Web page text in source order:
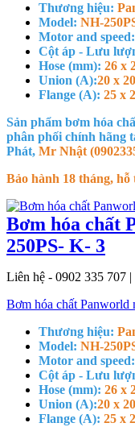
Thương hiệu:
Model: NH-
Motor and speed:
Cột áp - Lưu
Hose (mm): 26 x
Union (A):20 x 20
Flange (A): 25 x
Sản phẩm bơm hóa
phân phối chính hãng
Phát, Mr Nhật
Bảo hành 18 tháng,
Bơm hóa chất
250PS- K- 3
Liên hệ - 0902 335 707
Bơm hóa chất
Thương hiệu:
Model: NH-
Motor and speed:
Cột áp - Lưu
Hose (mm): 26 x
Union (A):20 x 20
Flange (A): 25 x